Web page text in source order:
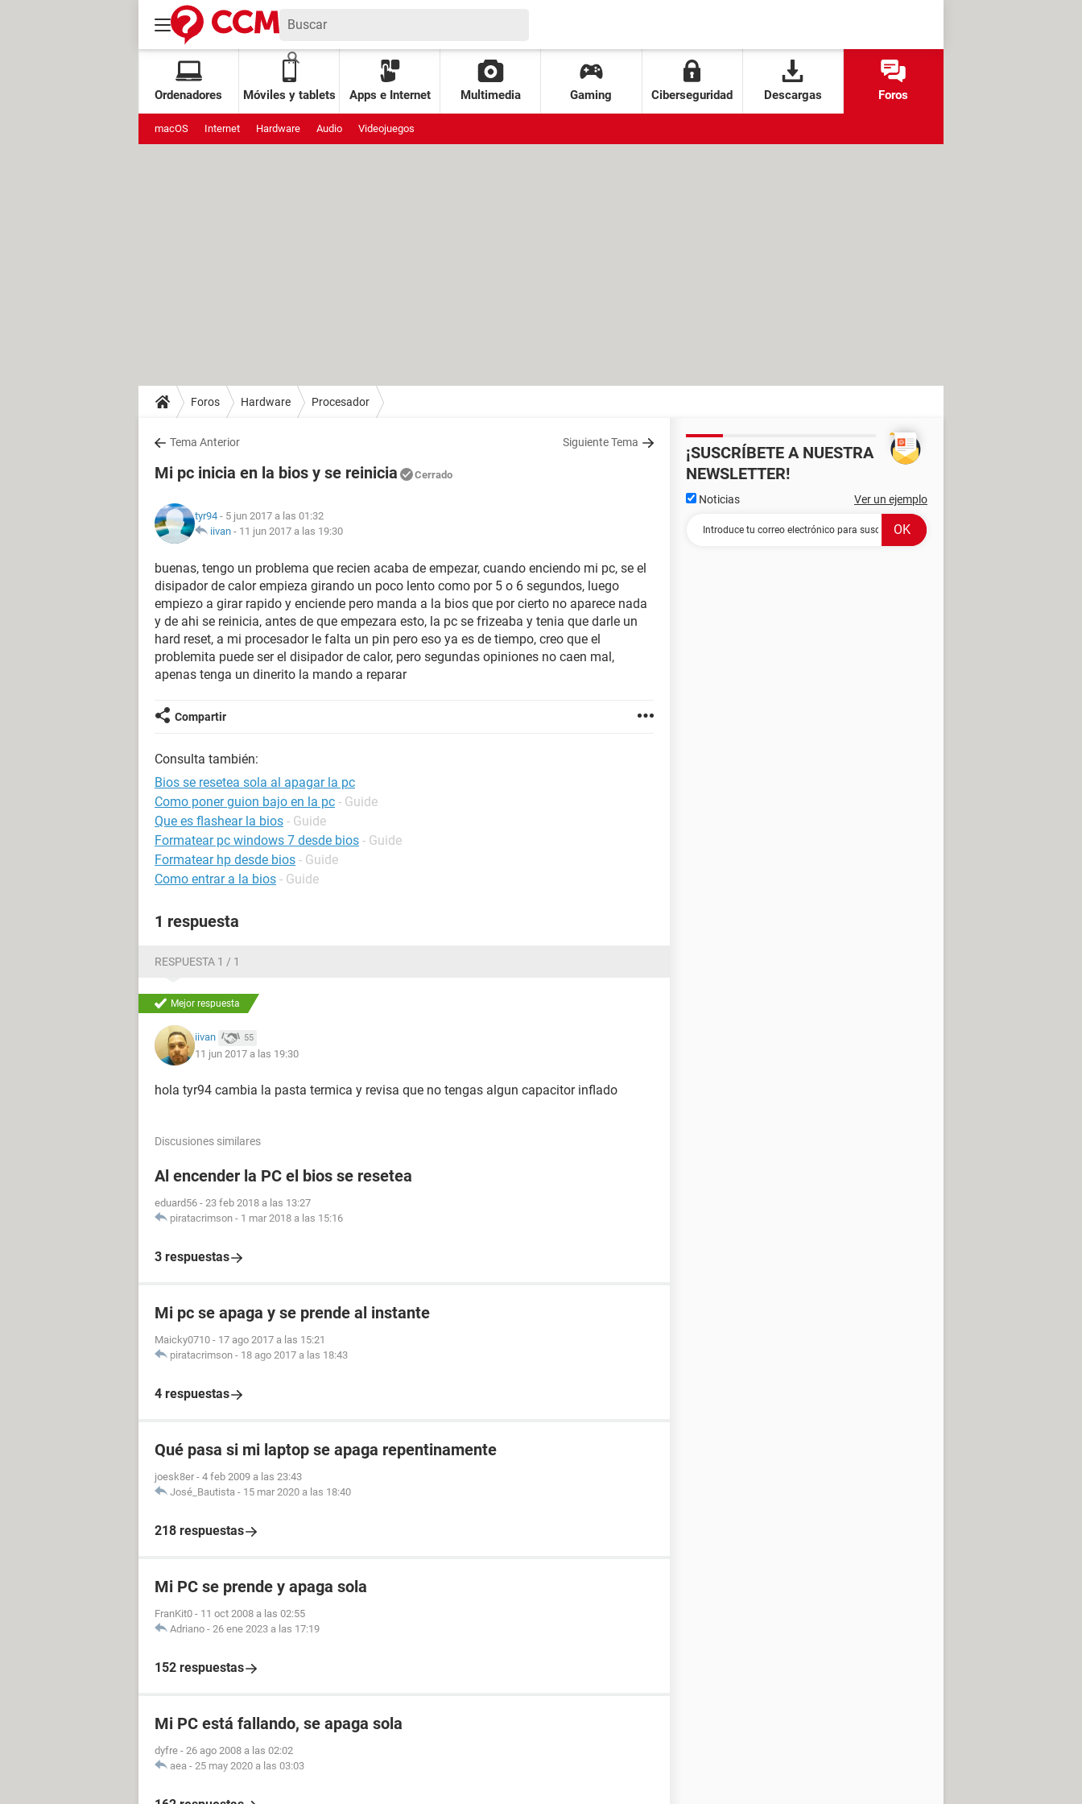
Ordenadores Móviles y tablets Apps e Internet Multimedia Gaming Ciberseguridad Descargas Foros
macOS Internet Hardware Audio Videojuegos
Foros Hardware Procesador
Tema Anterior Siguiente Tema
Mi pc inicia en la bios y se reinicia Cerrado
tyr94 - 5 jun 2017 a las 01:32
iivan - 11 jun 2017 a las 19:30
buenas, tengo un problema que recien acaba de empezar, cuando enciendo mi pc, se el
disipador de calor empieza girando un poco lento como por 5 o 6 segundos, luego
empiezo a girar rapido y enciende pero manda a la bios que por cierto no aparece nada
y de ahi se reinicia, antes de que empezara esto, la pc se frizeaba y tenia que darle un
hard reset, a mi procesador le falta un pin pero eso ya es de tiempo, creo que el
problemita puede ser el disipador de calor, pero segundas opiniones no caen mal,
apenas tenga un dinerito la mando a reparar
Compartir
Consulta también:
Bios se resetea sola al apagar la pc
Como poner guion bajo en la pc - Guide
Que es flashear la bios - Guide
Formatear pc windows 7 desde bios - Guide
Formatear hp desde bios - Guide
Como entrar a la bios - Guide
1 respuesta
RESPUESTA 1 / 1
Mejor respuesta
iivan 55
11 jun 2017 a las 19:30
hola tyr94 cambia la pasta termica y revisa que no tengas algun capacitor inflado
Discusiones similares
Al encender la PC el bios se resetea
eduard56 - 23 feb 2018 a las 13:27
piratacrimson - 1 mar 2018 a las 15:16
3 respuestas
Mi pc se apaga y se prende al instante
Maicky0710 - 17 ago 2017 a las 15:21
piratacrimson - 18 ago 2017 a las 18:43
4 respuestas
Qué pasa si mi laptop se apaga repentinamente
joesk8er - 4 feb 2009 a las 23:43
José_Bautista - 15 mar 2020 a las 18:40
218 respuestas
Mi PC se prende y apaga sola
FranKit0 - 11 oct 2008 a las 02:55
Adriano - 26 ene 2023 a las 17:19
152 respuestas
Mi PC está fallando, se apaga sola
dyfre - 26 ago 2008 a las 02:02
aea - 25 may 2020 a las 03:03
¡SUSCRÍBETE A NUESTRA
NEWSLETTER!
Noticias Ver un ejemplo